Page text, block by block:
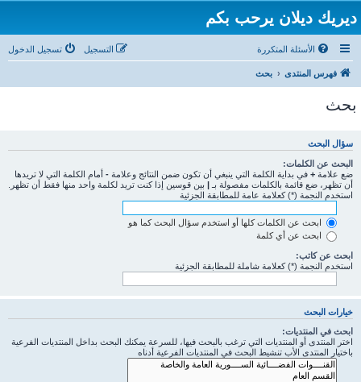
ديريك ديلان يرحب بكم
الأسئلة المتكررة تسجيل الدخول التسجيل
فهرس المنتدى بحث
بحث
سؤال البحث
البحث عن الكلمات:
ضع علامة + في بداية الكلمة التي ينبغي أن تكون ضمن النتائج وعلامة - أمام الكلمة التي لا تريدها
أن تظهر، ضع قائمة بالكلمات مفصولة بـ | بين قوسين إذا كنت تريد لكلمة واحد منها فقط أن تظهر.
استخدم النجمة (*) كعلامة عامة للمطابقة الجزئية
ابحث عن الكلمات كلها أو استخدم سؤال البحث كما هو
ابحث عن أي كلمة
ابحث عن كاتب:
استخدم النجمة (*) كعلامة شاملة للمطابقة الجزئية
خيارات البحث
ابحث في المنتديات:
اختر المنتدى أو المنتديات التي ترغب بالبحث فيها، للسرعة يمكنك البحث بداخل المنتديات الفرعية
باختيار المنتدى الأب تنشيط البحث في المنتديات الفرعية أدناه